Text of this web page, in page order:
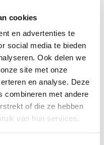
cookies
en advertenties te
social media te bieden
Ook delen we
site met onze
en analyse. Deze
combineren met andere
of die ze hebben
van hun services.